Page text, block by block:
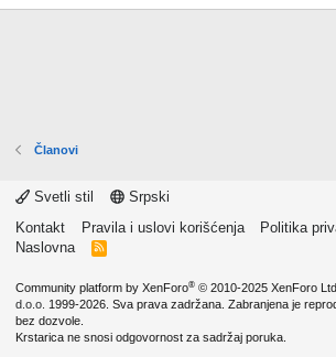
Članovi
Svetli stil
Srpski
Kontakt
Pravila i uslovi korišćenja Politika
Naslovna
R
Community platform by XenForo® © 2010-2025 XenForo Ltd.
d.o.o. 1999-2026. Sva prava zadržana. Zabranjena je
bez dozvole.
Krstarica ne snosi odgovornost za sadržaj poruka.